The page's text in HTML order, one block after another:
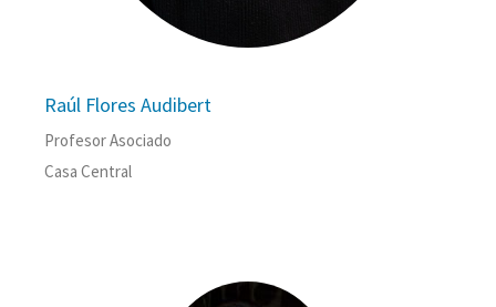
Raúl Flores Audibert
Profesor Asociado
Casa Central